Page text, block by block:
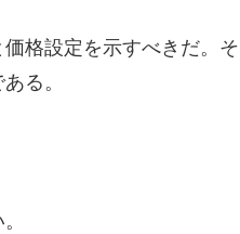
格設定を示すべきだ。そ
る。